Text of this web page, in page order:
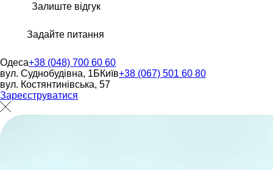
Залиште відгук
Задайте питання
Одеса+38 (048) 700 60 60
вул. Суднобудівна, 1БКиїв+38 (067) 501 60 80
вул. Костянтинівська, 57
Зареєструватися